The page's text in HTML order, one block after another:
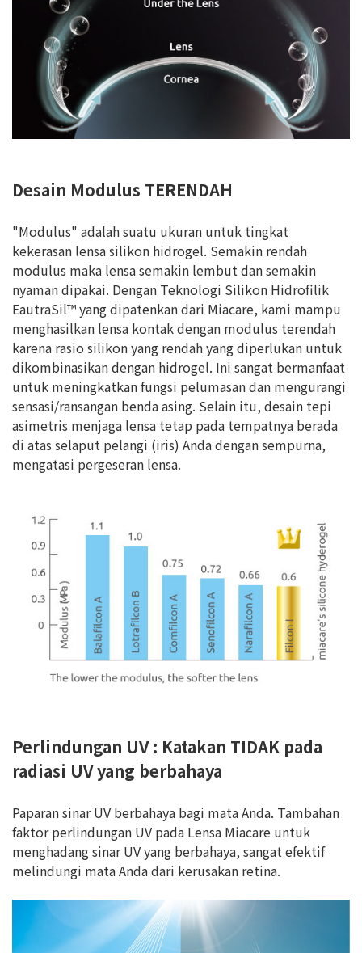
Desain Modulus TERENDAH
"Modulus" adalah suatu ukuran untuk tingkat
kekerasan lensa silikon hidrogel. Semakin rendah
modulus maka lensa semakin lembut dan semakin
nyaman dipakai. Dengan Teknologi Silikon Hidrofilik
EautraSil™ yang dipatenkan dari Miacare, kami mampu
menghasilkan lensa kontak dengan modulus terendah
karena rasio silikon yang rendah yang diperlukan untuk
dikombinasikan dengan hidrogel. Ini sangat bermanfaat
untuk meningkatkan fungsi pelumasan dan mengurangi
sensasi/ransangan benda asing. Selain itu, desain tepi
asimetris menjaga lensa tetap pada tempatnya berada
di atas selaput pelangi (iris) Anda dengan sempurna,
mengatasi pergeseran lensa.
Perlindungan UV : Katakan TIDAK pada
radiasi UV yang berbahaya
Paparan sinar UV berbahaya bagi mata Anda. Tambahan
faktor perlindungan UV pada Lensa Miacare untuk
menghadang sinar UV yang berbahaya, sangat efektif
melindungi mata Anda dari kerusakan retina.